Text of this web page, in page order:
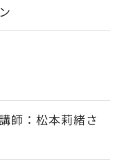
師：松本莉緒さ